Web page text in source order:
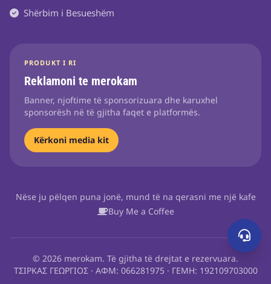
Shërbim i Besueshëm
PRODUKT I RI
Reklamoni te merokam
Banner, njoftime të sponsorizuara dhe karuxhel
sponsorësh në të gjitha faqet e platformës.
Kërkoni media kit
Nëse ju pëlqen puna jonë, mund të na qerasni me një kafe
Buy Me a Coffee
© 2026 merokam. Të gjitha të drejtat e rezervuara.
ΤΣΙΡΚΑΣ ΓΕΩΡΓΙΟΣ · ΑΦΜ: 066281975 · ΓΕΜΗ: 192109703000